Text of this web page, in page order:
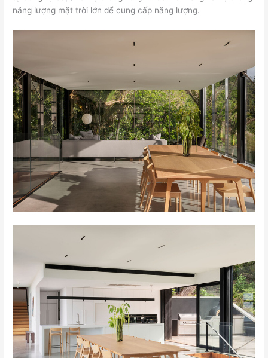
năng lượng mặt trời lớn để cung cấp năng lượng.